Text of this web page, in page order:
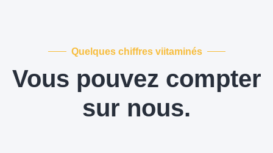
Quelques chiffres viitaminés
Vous pouvez compter
sur nous.